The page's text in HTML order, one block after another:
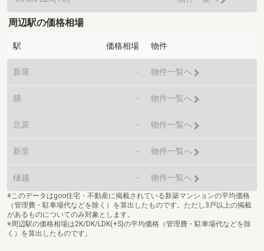
周辺駅の価格相場
駅 価格相場 物件
新屋 - 物件一覧へ
膳 - 物件一覧へ
北原 - 物件一覧へ
新里 - 物件一覧へ
樋越 - 物件一覧へ
※このデータはgoo住宅・不動産に掲載されている新築マンションの平均価格
（管理費・駐車場代などを除く）を算出したものです。ただし3戸以上の掲載
があるものについてのみ対象とします。
※周辺駅の価格相場は2K/DK/LDK(+S)の平均価格（管理費・駐車場代などを除
く）を算出したものです。